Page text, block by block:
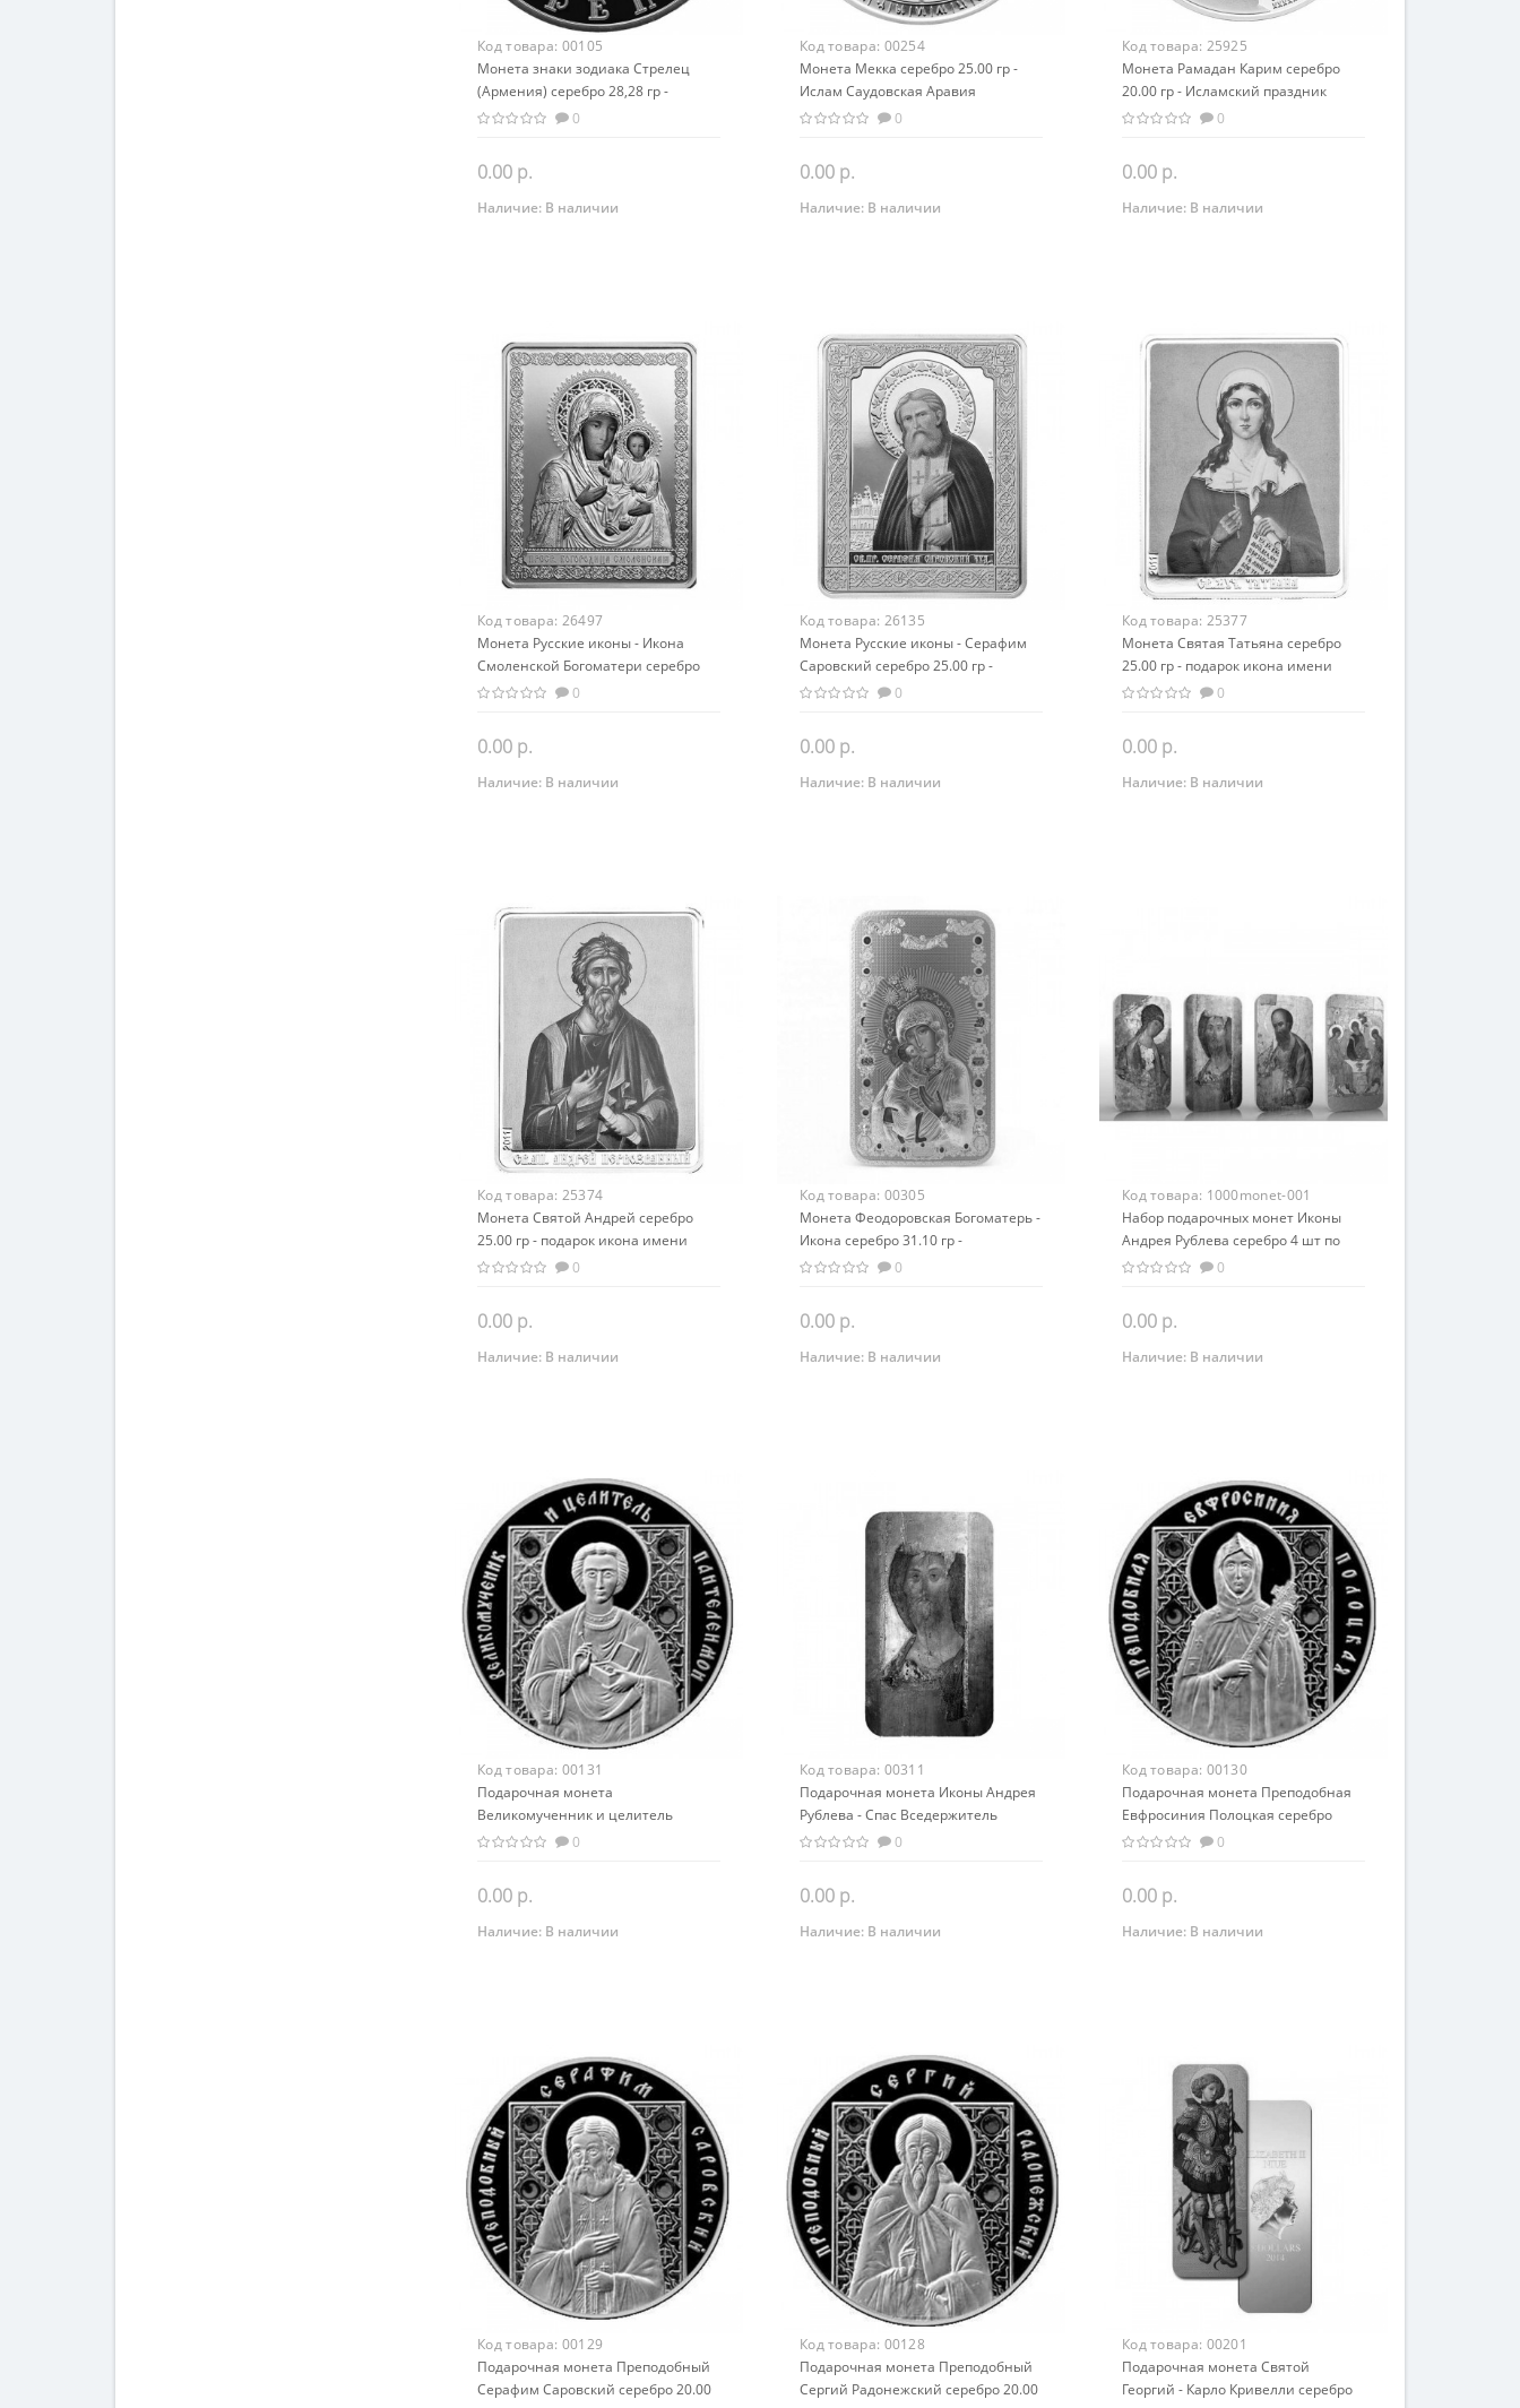
Код товара: 00105
Монета знаки зодиака Стрелец
(Армения) серебро 28,28 гр -
оригинальный подарок на день
0
0.00 р.
Закончился
Наличие: В наличии
Код товара: 00254
Монета Мекка серебро 25.00 гр -
Ислам Саудовская Аравия
0
0.00 р.
Закончился
Наличие: В наличии
Код товара: 25925
Монета Рамадан Карим серебро
20.00 гр - Исламский праздник
0
0.00 р.
Закончился
Наличие: В наличии
Код товара: 26497
Монета Русские иконы - Икона
Смоленской Богоматери серебро
25.00 гр - православный сувенир
0
0.00 р.
Закончился
Наличие: В наличии
Код товара: 26135
Монета Русские иконы - Серафим
Саровский серебро 25.00 гр -
православные святыни
0
0.00 р.
Закончился
Наличие: В наличии
Код товара: 25377
Монета Святая Татьяна серебро
25.00 гр - подарок икона имени
0
0.00 р.
Закончился
Наличие: В наличии
Код товара: 25374
Монета Святой Андрей серебро
25.00 гр - подарок икона имени
0
0.00 р.
Закончился
Наличие: В наличии
Код товара: 00305
Монета Феодоровская Богоматерь -
Икона серебро 31.10 гр -
православный сувенир
0
0.00 р.
Закончился
Наличие: В наличии
Код товара: 1000monet-001
Набор подарочных монет Иконы
Андрея Рублева серебро 4 шт по
31,1 гр - православный сувенир
0
0.00 р.
Закончился
Наличие: В наличии
Код товара: 00131
Подарочная монета
Великомученник и целитель
Пантелеймон серебро 20.00 гр
0
0.00 р.
Закончился
Наличие: В наличии
Код товара: 00311
Подарочная монета Иконы Андрея
Рублева - Спас Вседержитель
серебро 31,1 гр - православный
0
0.00 р.
Закончился
Наличие: В наличии
Код товара: 00130
Подарочная монета Преподобная
Евфросиния Полоцкая серебро
20.00 гр
0
0.00 р.
Закончился
Наличие: В наличии
Код товара: 00129
Подарочная монета Преподобный
Серафим Саровский серебро 20.00
Код товара: 00128
Подарочная монета Преподобный
Сергий Радонежский серебро 20.00
Код товара: 00201
Подарочная монета Святой
Георгий - Карло Кривелли серебро